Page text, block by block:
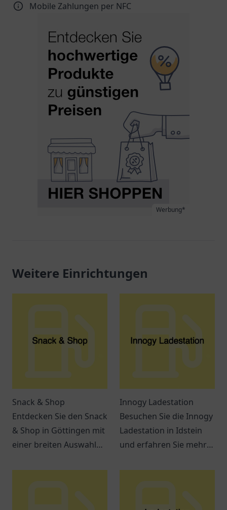
Mobile Zahlungen per NFC
Werbung*
Weitere Einrichtungen
Snack & Shop
Entdecken Sie den Snack
& Shop in Göttingen mit
einer breiten Auswahl
Getränken – ideal für
Innogy Ladestation
Besuchen Sie die Innogy
Ladestation in Idstein
und erfahren Sie mehr
des Elektroauto Ladens